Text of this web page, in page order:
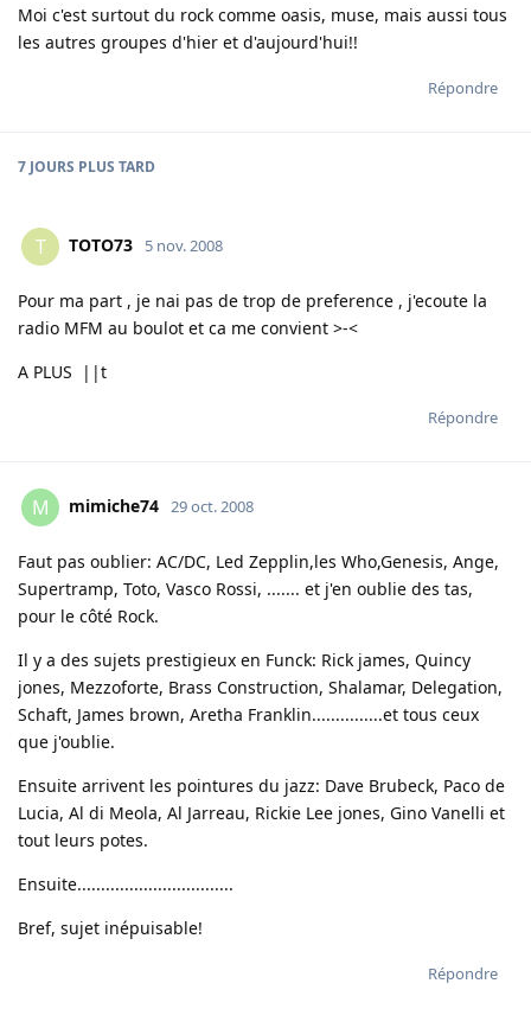
Moi c'est surtout du rock comme oasis, muse, mais aussi tous
les autres groupes d'hier et d'aujourd'hui!!
Répondre
7 JOURS PLUS TARD
T TOTO73 5 nov. 2008
Pour ma part , je nai pas de trop de preference , j'ecoute la
radio MFM au boulot et ca me convient >-<
A PLUS ||t
Répondre
M mimiche74 29 oct. 2008
Faut pas oublier: AC/DC, Led Zepplin,les Who,Genesis, Ange,
Supertramp, Toto, Vasco Rossi, ....... et j'en oublie des tas,
pour le côté Rock.
Il y a des sujets prestigieux en Funck: Rick james, Quincy
jones, Mezzoforte, Brass Construction, Shalamar, Delegation,
Schaft, James brown, Aretha Franklin...............et tous ceux
que j'oublie.
Ensuite arrivent les pointures du jazz: Dave Brubeck, Paco de
Lucia, Al di Meola, Al Jarreau, Rickie Lee jones, Gino Vanelli et
tout leurs potes.
Ensuite.................................
Bref, sujet inépuisable!
Répondre